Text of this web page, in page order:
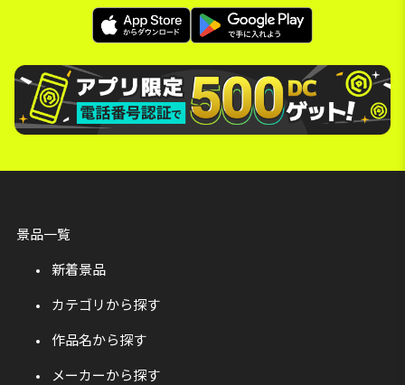
景品一覧
新着景品
カテゴリから探す
作品名から探す
メーカーから探す